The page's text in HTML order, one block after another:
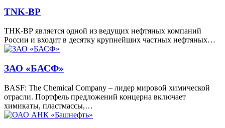
TNK-BP
ТНК-ВР является одной из ведущих нефтяных компаний
России и входит в десятку крупнейших частных нефтяных…
ЗАО «БАСФ»
BASF: The Chemical Company – лидер мировой химической
отрасли. Портфель предложений концерна включает
химикаты, пластмассы,…